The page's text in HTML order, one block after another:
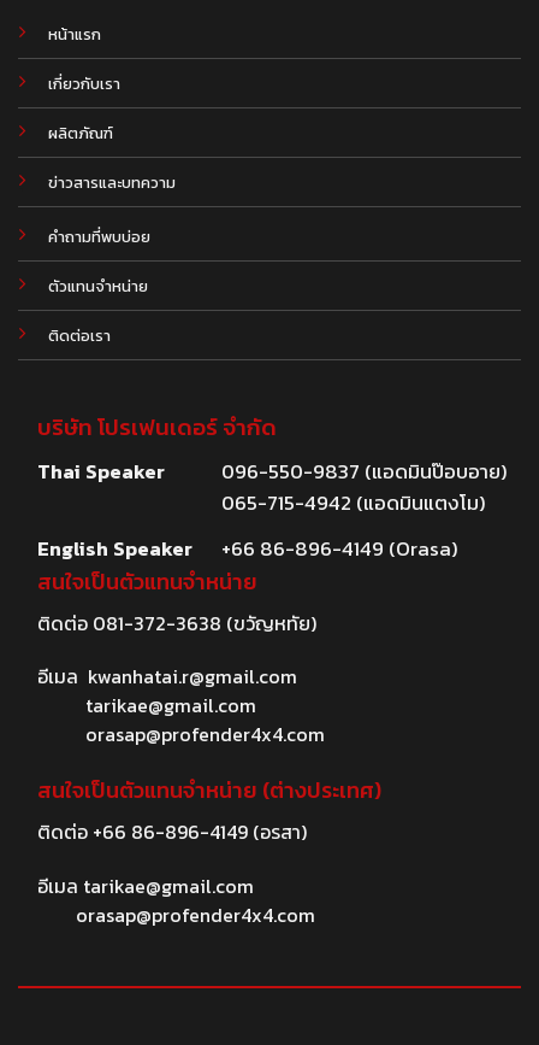
หน้าแรก
เกี่ยวกับเรา
ผลิตภัณฑ์
ข่าวสารและบทความ
.
คำถามที่พบบ่อย
ตัวแทนจำหน่าย
ติดต่อเรา
บริษัท โปรเฟนเดอร์ จำกัด
Thai Speaker
096-550-9837 (แอดมินป๊อบอาย)
065-715-4942 (แอดมินแตงโม)
English Speaker
+66 86-896-4149 (Orasa)
สนใจเป็นตัวแทนจำหน่าย
ติดต่อ 081-372-3638 (ขวัญหทัย)
อีเมล kwanhatai.r@gmail.com
tarikae@gmail.com
orasap@profender4x4.com
สนใจเป็นตัวแทนจำหน่าย (ต่างประเทศ)
ติดต่อ +66 86-896-4149(อรสา)
อีเมล tarikae@gmail.com
orasap@profender4x4.com